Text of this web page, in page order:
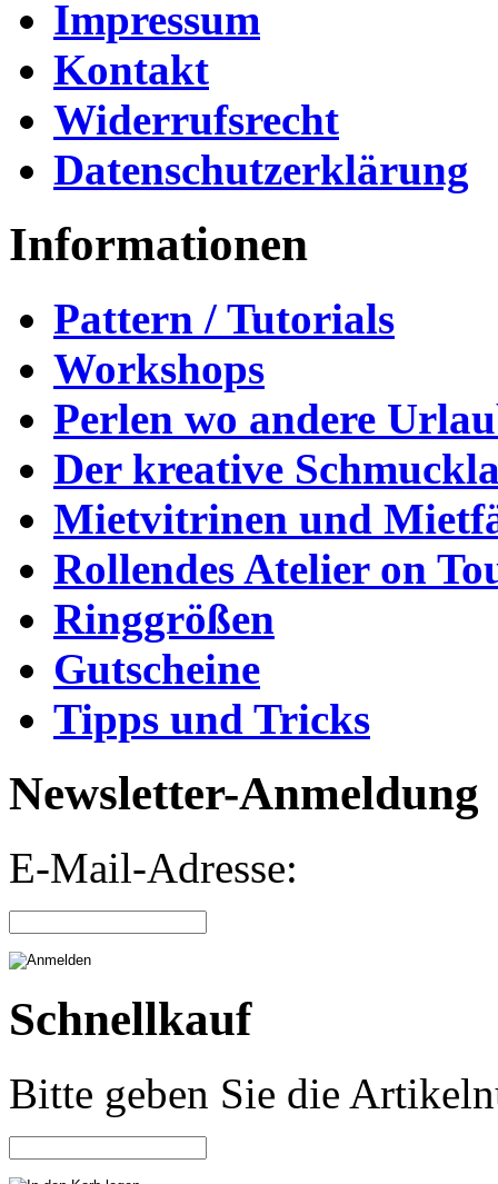
Impressum
Kontakt
Widerrufsrecht
Datenschutzerklärung
Informationen
Pattern / Tutorials
Workshops
Perlen wo andere
Der kreative
Mietvitrinen und
Rollendes Atelier on
Ringgrößen
Gutscheine
Tipps und Tricks
Newsletter-Anmeldung
E-Mail-Adresse:
Schnellkauf
Bitte geben Sie die